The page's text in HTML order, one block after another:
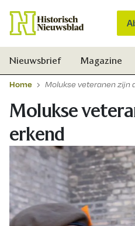
Nieuwsbrief Magazine
Home Molukse veteranen zijn
Molukse
erkend